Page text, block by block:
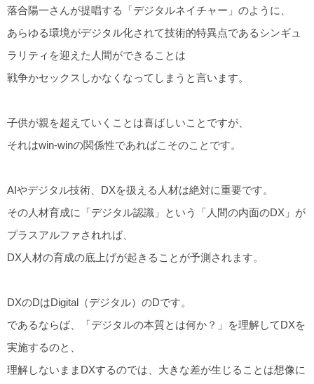
落合陽一さんが提唱する「デジタルネイチャー」のように、
あらゆる環境がデジタル化されて技術的特異点であるシンギュ
ラリティを迎えた人間ができることは
戦争かセックスしかなくなってしまうと言います。
子供が親を超えていくことは喜ばしいことですが、
それはwin-winの関係性であればこそのことです。
AIやデジタル技術、DXを扱える人材は絶対に重要です。
その人材育成に「デジタル認識」という「人間の内面のDX」が
プラスアルファされれば、
DX人材の育成の底上げが起きることが予測されます。
DXのDはDigital（デジタル）のDです。
であるならば、「デジタルの本質とは何か？」を理解してDXを
実施するのと、
理解しないままDXするのでは、大きな差が生じることは想像に